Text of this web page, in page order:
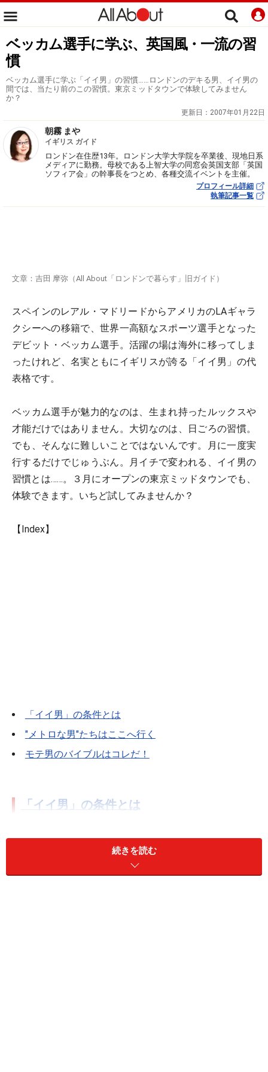
ベッカム選手に学ぶ、英国風・一流の習
慣
ベッカム選手に学ぶ「イイ男」の習慣……ロンドンのデキる男、イイ男の
間では、当たり前のこの習慣。東京ミッドタウンで体験してみません
か？
更新日： 2007年01月22日
朝霧 まや
イギリス ガイド
ロンドン在住歴13年。ロンドン大学大学院を卒業後、現地日系
メディアに勤務。母校である上智大学の同窓会英国支部「英国
ソフィア会」の幹事長をつとめ、各種交流イベントを主催。
プロフィール詳細
執筆記事一覧
文章：吉田 摩弥（All About「ロンドンで暮らす」旧ガイド）
スペインのレアル・マドリードからアメリカのLAギャラ
クシーへの移籍で、世界一高額なスポーツ選手となった
デビット・ベッカム選手。活躍の場は海外に移ってしま
ったけれど、名実ともにイギリスが誇る「イイ男」の代
表格です。
ベッカム選手が魅力的なのは、生まれ持ったルックスや
才能だけではありません。大切なのは、日ごろの習慣。
でも、そんなに難しいことではないんです。月に一度実
行するだけでじゅうぶん。月イチで変われる、イイ男の
習慣とは……。３月にオープンの東京ミッドタウンでも、
体験できます。いちど試してみませんか？
【Index】
「イイ男」の条件とは
"メトロな男"たちはここへ行く
モテ男のバイブルはコレだ！
「イイ男」の条件とは
続きを読む